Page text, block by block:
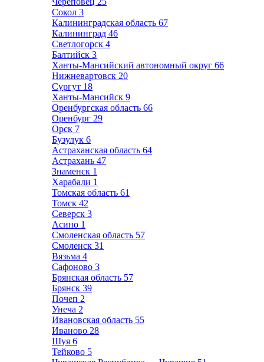
Сокол 3
Калининградская область 67
Калининград 46
Светлогорск 4
Балтийск 3
Ханты-Мансийский автономный округ 66
Нижневартовск 20
Сургут 18
Ханты-Мансийск 9
Оренбургская область 66
Оренбург 29
Орск 7
Бузулук 6
Астраханская область 64
Астрахань 47
Знаменск 1
Харабали 1
Томская область 61
Томск 42
Северск 3
Асино 1
Смоленская область 57
Смоленск 31
Вязьма 4
Сафоново 3
Брянская область 57
Брянск 39
Почеп 2
Унеча 2
Ивановская область 55
Иваново 28
Шуя 6
Тейково 5